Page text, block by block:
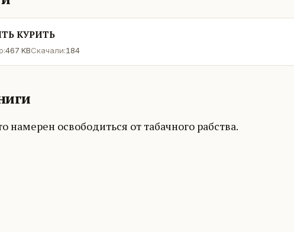
КУРИТЬ
467 KBСкачали:184
намерен освободиться от табачного рабства.